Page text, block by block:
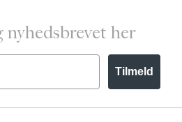
her
Tilmeld